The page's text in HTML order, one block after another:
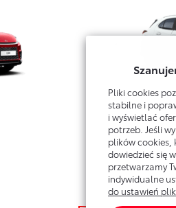
Pliki cookies
stabilne i
i wyświetlać
potrzeb. Jeśli
plików cookies,
dowiedzieć się
przetwarzamy
indywidualne
do ustawień